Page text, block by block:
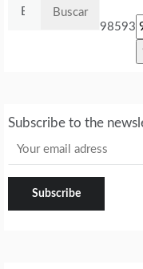
98593
Subscribe to the